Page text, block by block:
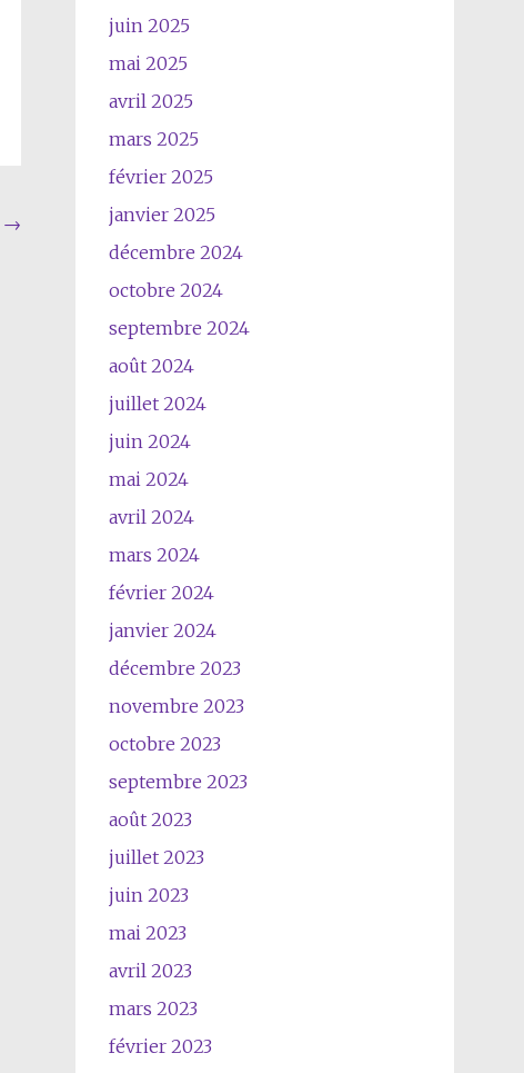
→
juin 2025
mai 2025
avril 2025
mars 2025
février 2025
janvier 2025
décembre 2024
octobre 2024
septembre 2024
août 2024
juillet 2024
juin 2024
mai 2024
avril 2024
mars 2024
février 2024
janvier 2024
décembre 2023
novembre 2023
octobre 2023
septembre 2023
août 2023
juillet 2023
juin 2023
mai 2023
avril 2023
mars 2023
février 2023